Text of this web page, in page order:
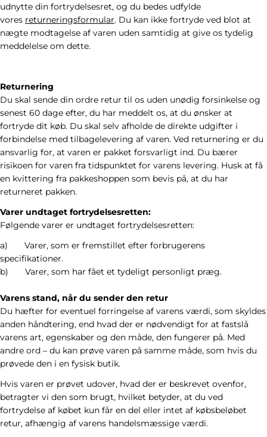
udnytte din fortrydelsesret, og du bedes udfylde
vores returneringsformular. Du kan ikke fortryde ved blot at
nægte modtagelse af varen uden samtidig at give os tydelig
meddelelse om dette.
Returnering
Du skal sende din ordre retur til os uden unødig forsinkelse og
senest 60 dage efter, du har meddelt os, at du ønsker at
fortryde dit køb. Du skal selv afholde de direkte udgifter i
forbindelse med tilbagelevering af varen. Ved returnering er du
ansvarlig for, at varen er pakket forsvarligt ind. Du bærer
risikoen for varen fra tidspunktet for varens levering. Husk at få
en kvittering fra pakkeshoppen som bevis på, at du har
returneret pakken.
Varer undtaget fortrydelsesretten:
Følgende varer er undtaget fortrydelsesretten:
a) Varer, som er fremstillet efter forbrugerens
specifikationer.
b) Varer, som har fået et tydeligt personligt præg.
Varens stand, når du sender den retur
Du hæfter for eventuel forringelse af varens værdi, som skyldes
anden håndtering, end hvad der er nødvendigt for at fastslå
varens art, egenskaber og den måde, den fungerer på. Med
andre ord – du kan prøve varen på samme måde, som hvis du
prøvede den i en fysisk butik.
Hvis varen er prøvet udover, hvad der er beskrevet ovenfor,
betragter vi den som brugt, hvilket betyder, at du ved
fortrydelse af købet kun får en del eller intet af købsbeløbet
retur, afhængig af varens handelsmæssige værdi.